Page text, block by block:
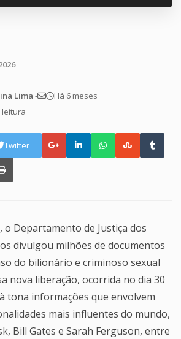
Lima -
Há 6 meses
leitura
Twitter
o Departamento de Justiça dos
divulgou milhões de documentos
do bilionário e criminoso sexual
nova liberação, ocorrida no dia 30
tona informações que envolvem
mais influentes do mundo,
Bill Gates e Sarah Ferguson, entre